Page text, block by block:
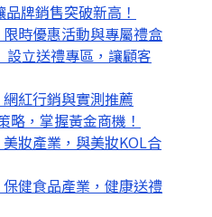
牌銷售突破新高！
時優惠活動與專屬禮盒
設立送禮專區，讓顧客
紅行銷與實測推薦
略，掌握黃金商機！
妝產業，與美妝KOL合
健食品產業，健康送禮